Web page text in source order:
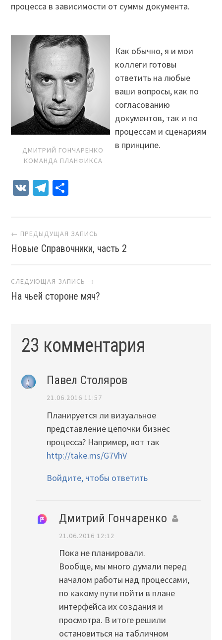
процесса в зависимости от суммы документа.
ДМИТРИЙ ГОНЧАРЕНКО
КОМАНДА ПЛАНФИКСА
Как обычно, я и мои
коллеги готовы
ответить на любые
ваши вопросы, как по
согласованию
документов, так и по
процессам и сценариям
в принципе.
VK Telegram
Навигация
← ПРЕДЫДУЩАЯ ЗАПИСЬ
Новые Справочники, часть 2
СЛЕДУЮЩАЯ ЗАПИСЬ →
На чьей стороне мяч?
23 комментария
Павел Столяров
21.06.2016 11:57
Планируется ли визуальное
представление цепочки бизнес
процесса? Например, вот так
http://take.ms/G7VhV
Войдите, чтобы ответить
Дмитрий Гончаренко
21.06.2016 12:12
Пока не планировали.
Вообще, мы много думали перед
началом работы над процессами,
по какому пути пойти в плане
интерфейса их создания и
просмотра. В итоге решили
остановиться на табличном